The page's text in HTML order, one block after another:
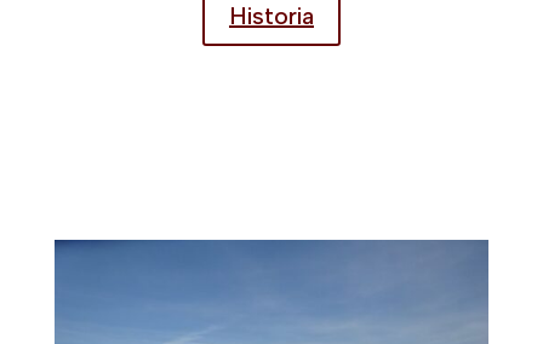
Historia